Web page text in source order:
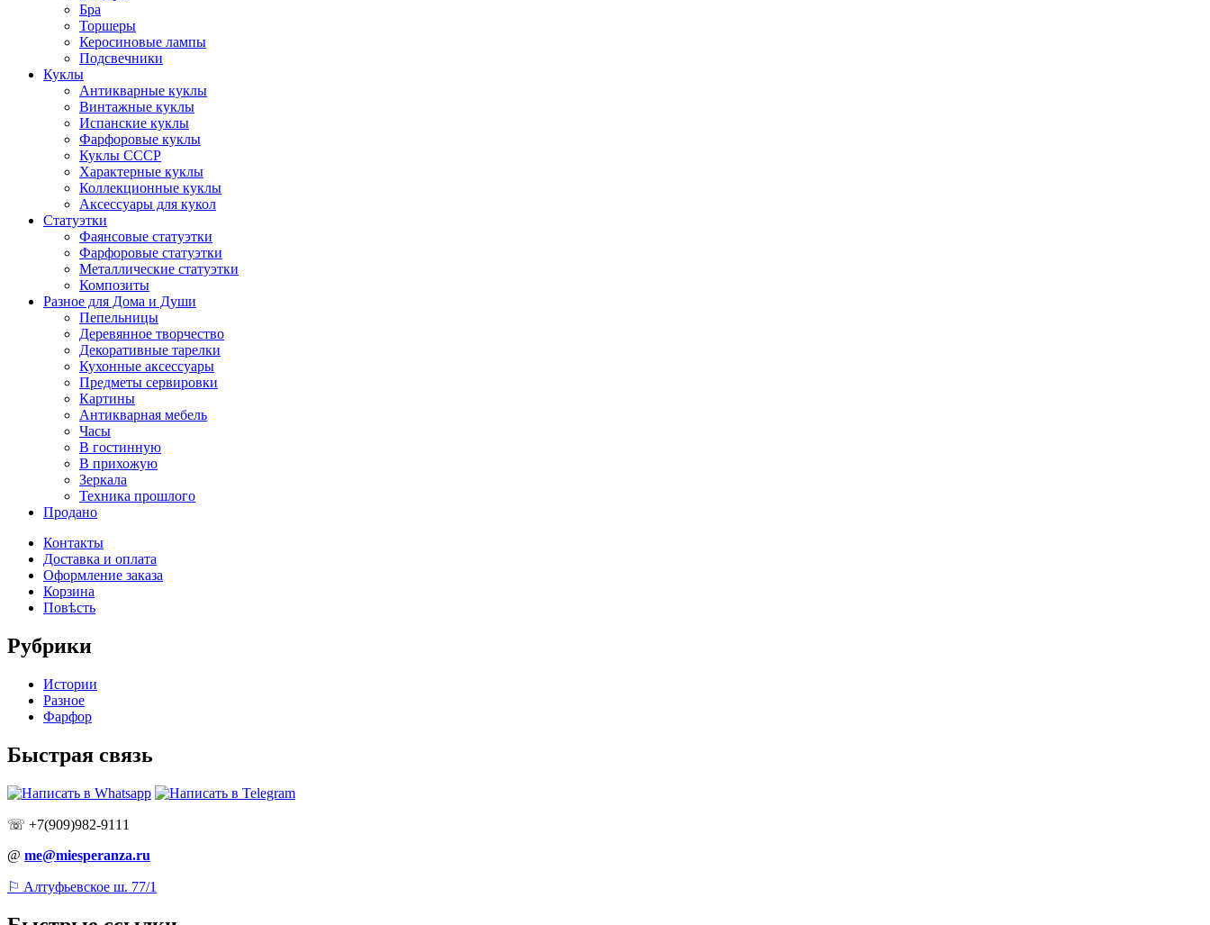
Бра
Торшеры
Керосиновые лампы
Подсвечники
Куклы
Антикварные куклы
Винтажные куклы
Испанские куклы
Фарфоровые куклы
Куклы СССР
Характерные куклы
Коллекционные куклы
Аксессуары для кукол
Статуэтки
Фаянсовые статуэтки
Фарфоровые статуэтки
Металлические статуэтки
Композиты
Разное для Дома и Души
Пепельницы
Деревянное творчество
Декоративные тарелки
Кухонные аксессуары
Предметы сервировки
Картины
Антикварная мебель
Часы
В гостинную
В прихожую
Зеркала
Техника прошлого
Продано
Контакты
Доставка и оплата
Оформление заказа
Корзина
Повѣсть
Рубрики
Истории
Разное
Фарфор
Быстрая связь
☏ +7(909)982-9111
@ me@miesperanza.ru
⚐ Алтуфьевское ш. 77/1